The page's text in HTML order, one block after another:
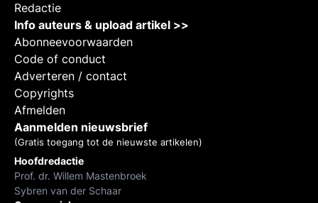
Redactie
Info auteurs & upload artikel >>
Abonneevoorwaarden
Code of conduct
Adverteren / contact
Copyrights
Afmelden
Aanmelden nieuwsbrief
(Gratis toegang tot de nieuwste artikelen)
Hoofdredactie
Prof. dr. Willem Mastenbroek
Sybren van der Schaar